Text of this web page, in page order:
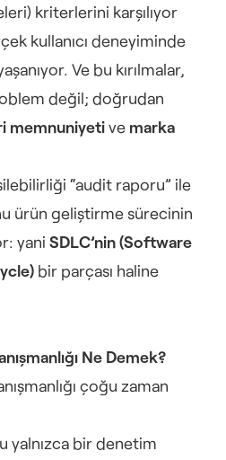
kriterlerini karşılıyor
kullanıcı deneyiminde
Ve bu kırılmalar,
memnuniyeti ve marka
“audit raporu” ile
ürün geliştirme sürecinin
yani SDLC’nin (Software
bir parçası haline
Ne Demek?
çoğu zaman